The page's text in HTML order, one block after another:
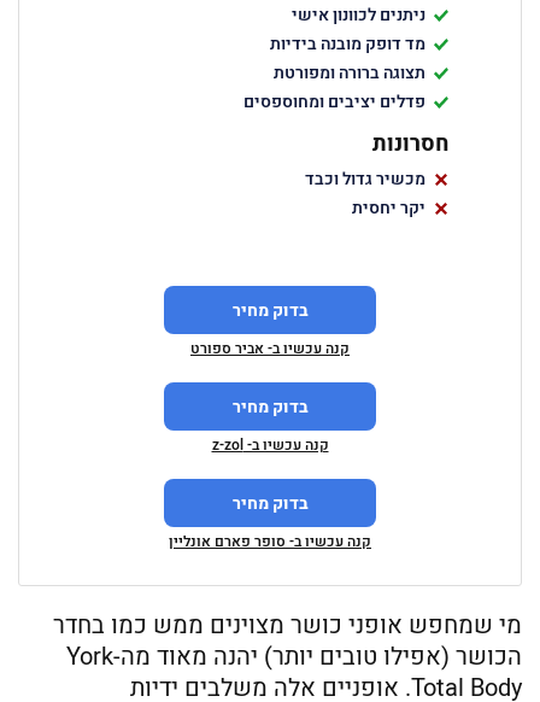
ניתנים לכוונון אישי
מד דופק מובנה בידיות
תצוגה ברורה ומפורטת
פדלים יציבים ומחוספסים
חסרונות
מכשיר גדול וכבד
יקר יחסית
בדוק מחיר
קנה עכשיו ב- אביר ספורט
בדוק מחיר
קנה עכשיו ב- z-zol
בדוק מחיר
קנה עכשיו ב- סופר פארם אונליין
מי שמחפש אופני כושר מצוינים ממש כמו בחדר
הכושר (אפילו טובים יותר) יהנה מאוד מה-York
Total Body. אופניים אלה משלבים ידיות